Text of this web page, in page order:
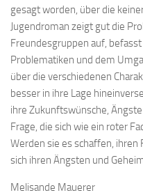
gesagt worden, über die
Jugendroman zeigt gut die
Freundesgruppen auf,
Problematiken und dem
über die verschiedenen
besser in ihre Lage
ihre Zukunftswünsche,
Frage, die sich wie ein roter
Werden sie es schaffen,
sich ihren Ängsten und
Melisande Mauerer